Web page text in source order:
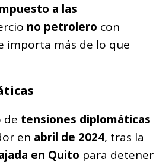
a las
no petrolero con
importa más de lo que
de tensiones diplomáticas
en abril de 2024, tras la
en Quito para detener